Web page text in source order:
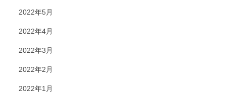
2022年5月
2022年4月
2022年3月
2022年2月
2022年1月